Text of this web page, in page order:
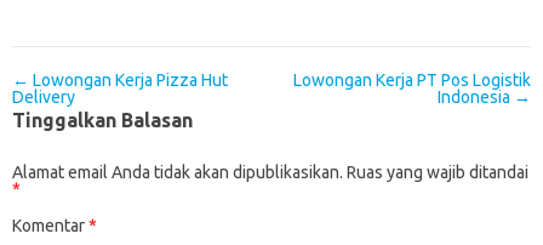
Post navigation
← Lowongan Kerja Pizza Hut
Delivery
Lowongan Kerja PT Pos Logistik
Indonesia →
Tinggalkan Balasan
Alamat email Anda tidak akan dipublikasikan. Ruas yang wajib ditandai
*
Komentar*